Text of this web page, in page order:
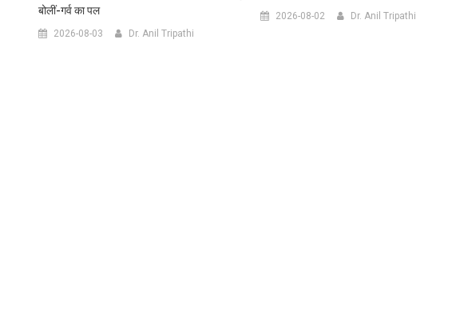
बोलीं-गर्व का पल
2026-08-03 Dr. Anil Tripathi
2026-08-02 Dr. Anil Tripathi